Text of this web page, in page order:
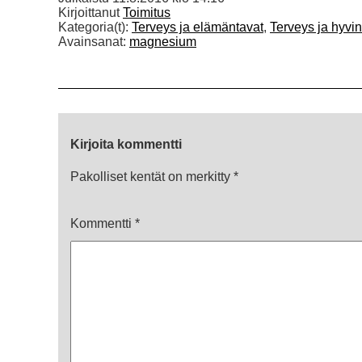
KirjoittanutToimitus
Kategoria(t): Terveys ja elämäntavat, Terveys ja
Avainsanat: magnesium
Kirjoita kommentti
Pakolliset kentät on merkitty *
Kommentti *